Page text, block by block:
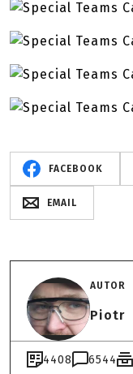
FACEBOOK
EMAIL
AUTOR
Piotr
4408 6544